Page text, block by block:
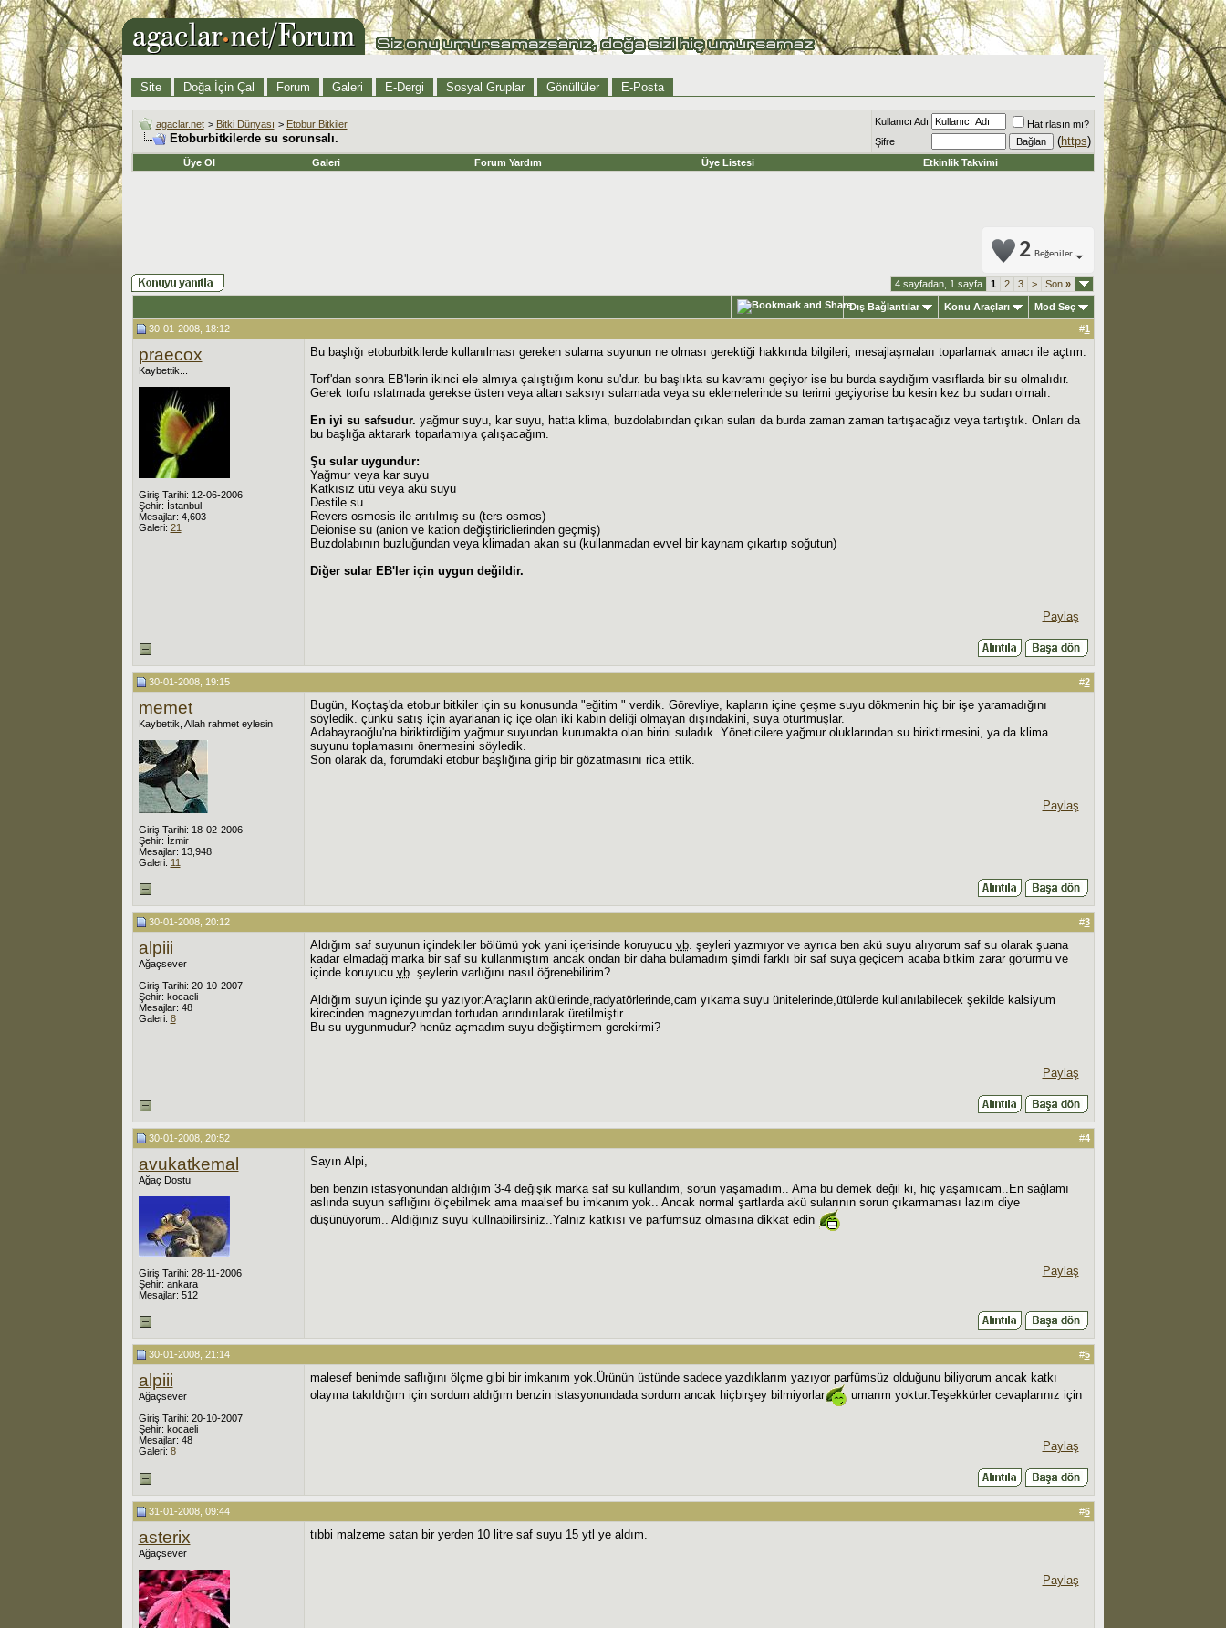
Site Doğa İçin Çal Forum Galeri E-Dergi Sosyal Gruplar Gönüllüler E-Posta
agaclar.net > Bitki Dünyası > Etobur Bitkiler
Etoburbitkilerde su sorunsalı.
Kullanıcı Adı
Hatırlasın mı?
Şifre
(https)
Üye Ol Galeri Forum Yardım Üye Listesi Etkinlik Takvimi
2 Beğeniler
4 sayfadan, 1.sayfa 1 2 3 > Son»
Dış Bağlantılar Konu Araçları
Mod Seç
30-01-2008, 18:12
#1
praecox
Kaybettik...
Giriş Tarihi: 12-06-2006
Şehir: İstanbul
Mesajlar: 4,603
Galeri: 21
Bu başlığı etoburbitkilerde kullanılması gereken sulama suyunun ne olması gerektiği hakkında bilgileri, mesajlaşmaları toparlamak amacı ile açtım.
Torf'dan sonra EB'lerin ikinci ele almıya çalıştığım konu su'dur. bu başlıkta su kavramı geçiyor ise bu burda saydığım vasıflarda bir su olmalıdır.
Gerek torfu ıslatmada gerekse üsten veya altan saksıyı sulamada veya su eklemelerinde su terimi geçiyorise bu kesin kez bu sudan olmalı.
En iyi su safsudur. yağmur suyu, kar suyu, hatta klima, buzdolabından çıkan suları da burda zaman zaman tartışacağız veya tartıştık. Onları da
bu başlığa aktarark toparlamıya çalışacağım.
Şu sular uygundur:
Yağmur veya kar suyu
Katkısız ütü veya akü suyu
Destile su
Revers osmosis ile arıtılmış su (ters osmos)
Deionise su (anion ve kation değiştiriclierinden geçmiş)
Buzdolabının buzluğundan veya klimadan akan su (kullanmadan evvel bir kaynam çıkartıp soğutun)
Diğer sular EB'ler için uygun değildir.
Paylaş
30-01-2008, 19:15 #2
memet
Kaybettik, Allah rahmet eylesin
Giriş Tarihi: 18-02-2006
Şehir: İzmir
Mesajlar: 13,948
Galeri: 11
Bugün, Koçtaş'da etobur bitkiler için su konusunda "eğitim " verdik. Görevliye, kapların içine çeşme suyu dökmenin hiç bir işe yaramadığını
söyledik. çünkü satış için ayarlanan iç içe olan iki kabın deliği olmayan dışındakini, suya oturtmuşlar.
Adabayraoğlu'na biriktirdiğim yağmur suyundan kurumakta olan birini suladık. Yöneticilere yağmur oluklarından su biriktirmesini, ya da klima
suyunu toplamasını önermesini söyledik.
Son olarak da, forumdaki etobur başlığına girip bir gözatmasını rica ettik.
Paylaş
30-01-2008, 20:12 #3
alpiii
Ağaçsever
Giriş Tarihi: 20-10-2007
Şehir: kocaeli
Mesajlar: 48
Galeri: 8
Aldığım saf suyunun içindekiler bölümü yok yani içerisinde koruyucu vb. şeyleri yazmıyor ve ayrıca ben akü suyu alıyorum saf su olarak şuana
kadar elmadağ marka bir saf su kullanmıştım ancak ondan bir daha bulamadım şimdi farklı bir saf suya geçicem acaba bitkim zarar görürmü ve
içinde koruyucu vb. şeylerin varlığını nasıl öğrenebilirim?
Aldığım suyun içinde şu yazıyor:Araçların akülerinde,radyatörlerinde,cam yıkama suyu ünitelerinde,ütülerde kullanılabilecek şekilde kalsiyum
kirecinden magnezyumdan tortudan arındırılarak üretilmiştir.
Bu su uygunmudur? henüz açmadım suyu değiştirmem gerekirmi?
Paylaş
30-01-2008, 20:52 #4
avukatkemal
Ağaç Dostu
Giriş Tarihi: 28-11-2006
Şehir: ankara
Mesajlar: 512
Sayın Alpi,
ben benzin istasyonundan aldığım 3-4 değişik marka saf su kullandım, sorun yaşamadım.. Ama bu demek değil ki, hiç yaşamıcam..En sağlamı
aslında suyun saflığını ölçebilmek ama maalsef bu imkanım yok.. Ancak normal şartlarda akü sularının sorun çıkarmaması lazım diye
düşünüyorum.. Aldığınız suyu kullnabilirsiniz..Yalnız katkısı ve parfümsüz olmasına dikkat edin
Paylaş
30-01-2008, 21:14 #5
alpiii
Ağaçsever
Giriş Tarihi: 20-10-2007
Şehir: kocaeli
Mesajlar: 48
Galeri: 8
malesef benimde saflığını ölçme gibi bir imkanım yok.Ürünün üstünde sadece yazdıklarım yazıyor parfümsüz olduğunu biliyorum ancak katkı
olayına takıldığım için sordum aldığım benzin istasyonundada sordum ancak hiçbirşey bilmiyorlar
umarım yoktur.Teşekkürler cevaplarınız için
Paylaş
31-01-2008, 09:44 #6
asterix
Ağaçsever
tıbbi malzeme satan bir yerden 10 litre saf suyu 15 ytl ye aldım.
Paylaş